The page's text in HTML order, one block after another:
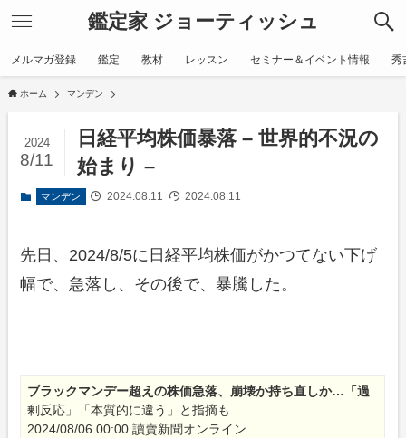
鑑定家 ジョーティッシュ
メルマガ登録 鑑定 教材 レッスン セミナー＆イベント情報 秀
ホーム マンデン
日経平均株価暴落 – 世界的不況の
始まり –
2024
8/11
マンデン 2024.08.11 2024.08.11
先日、2024/8/5に日経平均株価がかつてない下げ
幅で、急落し、その後で、暴騰した。
ブラックマンデー超えの株価急落、崩壊か持ち直しか…「過
剰反応」「本質的に違う」と指摘も
2024/08/06 00:00 讀賣新聞オンライン